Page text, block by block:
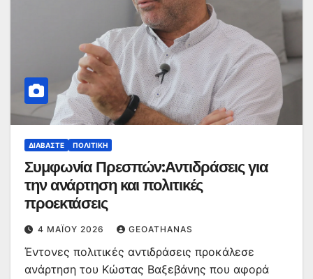
ΔΙΑΒΆΣΤΕ ΠΟΛΙΤΙΚΉ
Συμφωνία Πρεσπών:Αντιδράσεις για
την ανάρτηση και πολιτικές
προεκτάσεις
4 ΜΑΪ́ΟΥ 2026 GEOATHANAS
Έντονες πολιτικές αντιδράσεις προκάλεσε
ανάρτηση του Κώστας Βαξεβάνης που αφορά